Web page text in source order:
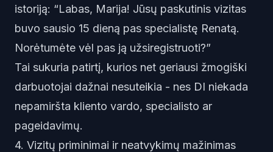
istoriją: “Labas, Marija! Jūsų paskutinis vizitas
buvo sausio 15 dieną pas specialistę Renatą.
Norėtumėte vėl pas ją užsiregistruoti?”
Tai sukuria patirtį, kurios net geriausi žmogiški
darbuotojai dažnai nesuteikia - nes DI niekada
nepamiršta kliento vardo, specialisto ar
pageidavimų.
4. Vizitų priminimai ir neatvykimų mažinimas